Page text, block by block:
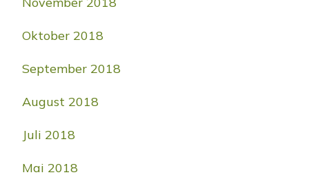
Oktober 2018
September 2018
August 2018
Juli 2018
Mai 2018